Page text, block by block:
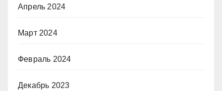
Апрель 2024
Март 2024
Февраль 2024
Декабрь 2023